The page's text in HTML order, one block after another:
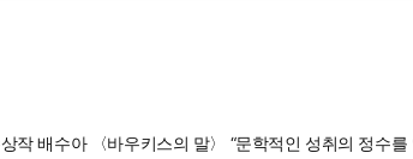
배수아 〈바우키스의 말〉 “문학적인 성취의 정수